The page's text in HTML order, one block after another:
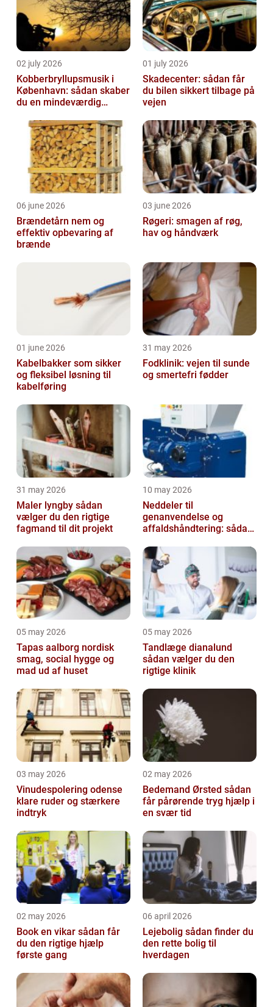
02 july 2026
Kobberbryllupsmusik i
København: sådan skaber
du en mindeværdig
01 july 2026
Skadecenter: sådan får
du bilen sikkert tilbage på
vejen
06 june 2026
Brændetårn nem og
effektiv opbevaring af
brænde
03 june 2026
Røgeri: smagen af røg,
hav og håndværk
01 june 2026
Kabelbakker som sikker
og fleksibel løsning til
kabelføring
31 may 2026
Fodklinik: vejen til sunde
og smertefri fødder
31 may 2026
Maler lyngby sådan
vælger du den rigtige
fagmand til dit projekt
10 may 2026
Neddeler til
genanvendelse og
affaldshåndtering: sådan
05 may 2026
Tapas aalborg nordisk
smag, social hygge og
mad ud af huset
05 may 2026
Tandlæge dianalund
sådan vælger du den
rigtige klinik
03 may 2026
Vinudespolering odense
klare ruder og stærkere
indtryk
02 may 2026
Bedemand Ørsted sådan
får pårørende tryg hjælp i
en svær tid
02 may 2026
Book en vikar sådan får
du den rigtige hjælp
første gang
06 april 2026
Lejebolig sådan finder du
den rette bolig til
hverdagen